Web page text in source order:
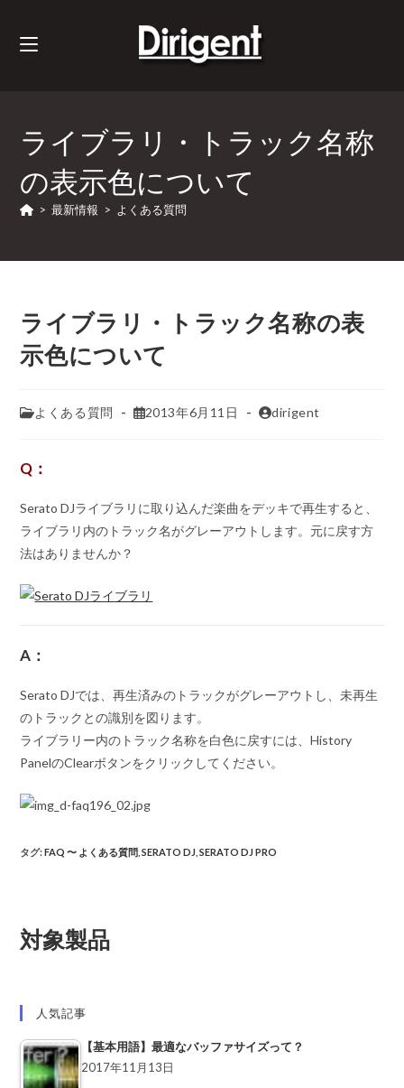
ライブラリ・トラック名称
の表示色について
> 最新情報 > よくある質問
ライブラリ・トラック名称の表
示色について
よくある質問 2013年6月11日 dirigent
Q：
Serato DJライブラリに取り込んだ楽曲をデッキで再生すると、
ライブラリ内のトラック名がグレーアウトします。元に戻す方
法はありませんか？
A：
Serato DJでは、再生済みのトラックがグレーアウトし、未再生
のトラックとの識別を図ります。
ライブラリー内のトラック名称を白色に戻すには、History
PanelのClearボタンをクリックしてください。
タグ:FAQ 〜 よくある質問 SERATO DJ SERATO DJ PRO
対象製品
人気記事
【基本用語】最適なバッファサイズって？
2017年11月13日